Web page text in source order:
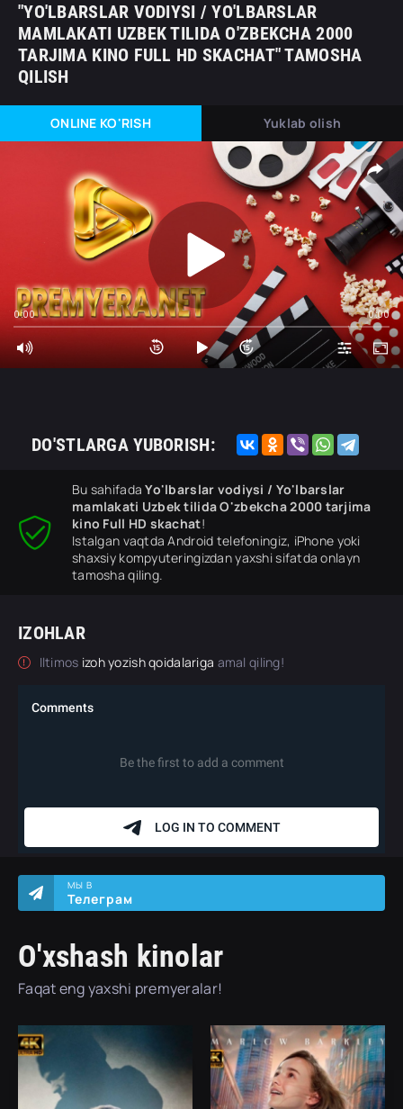
"YO'LBARSLAR VODIYSI / YO'LBARSLAR
MAMLAKATI UZBEK TILIDA O'ZBEKCHA 2000
TARJIMA KINO FULL HD SKACHAT" TAMOSHA
QILISH
ONLINE KO'RISH Yuklab olish
0:00 0:00
DO'STLARGA YUBORISH:
Bu sahifadaYo'lbarslar vodiysi / Yo'lbarslar
mamlakati Uzbek tilida O'zbekcha 2000 tarjima
kino Full HD skachat!
Istalgan vaqtda Android telefoningiz, iPhone yoki
shaxsiy kompyuteringizdan yaxshi sifatda onlayn
tamosha qiling.
IZOHLAR
Iltimos izoh yozish qoidalariga amal qiling!
O'xshash kinolar
Faqat eng yaxshi premyeralar!
МЫ В
Телеграм